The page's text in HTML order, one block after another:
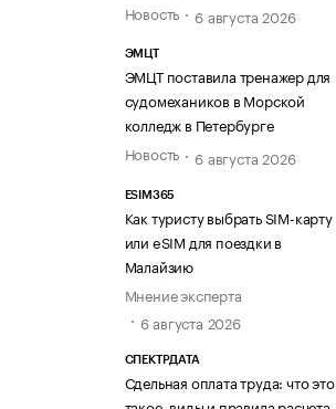
Новость
6 августа 2026
ЭМЦТ
ЭМЦТ поставила тренажер для
судомехаников в Морской
колледж в Петербурге
Новость
6 августа 2026
ESIM365
Как туристу выбрать SIM-карту
или eSIM для поездки в
Малайзию
Мнение эксперта
6 августа 2026
СПЕКТРДАТА
Сдельная оплата труда: что это